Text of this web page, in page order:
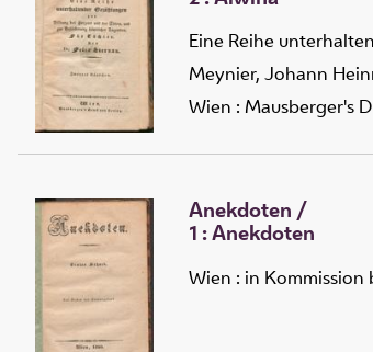
Eine Reihe
Meynier, Johann
Wien : Mausberger's
Anekdoten /
1 :Anekdoten
Wien : in Kommission